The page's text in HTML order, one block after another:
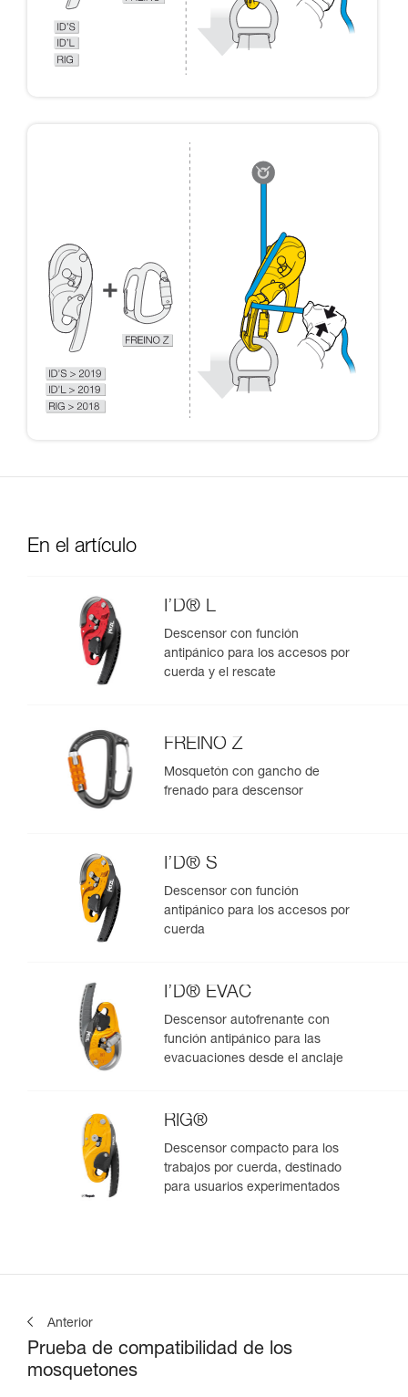
En el artículo
I’D® L
Descensor con función
antipánico para los accesos por
cuerda y el rescate
FREINO Z
Mosquetón con gancho de
frenado para descensor
I’D® S
Descensor con función
antipánico para los accesos por
cuerda
I’D® EVAC
Descensor autofrenante con
función antipánico para las
evacuaciones desde el anclaje
RIG®
Descensor compacto para los
trabajos por cuerda, destinado
para usuarios experimentados
Anterior
Prueba de compatibilidad de los
mosquetones